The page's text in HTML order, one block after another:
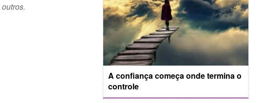
A confiança começa onde termina o
controle